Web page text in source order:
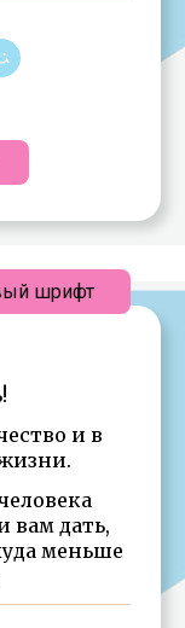
и в
вам дать,
меньше
шрифт